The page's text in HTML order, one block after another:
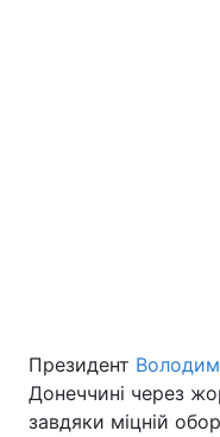
Головна
Україна
Президент
Донеччині через
завдяки міцній